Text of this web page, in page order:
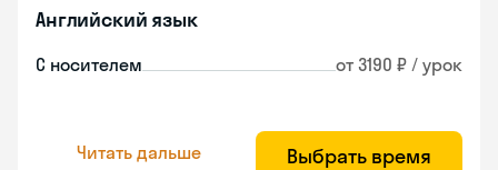
Английский язык
С носителем от 3190 ₽ / урок
Читать дальше Выбрать время